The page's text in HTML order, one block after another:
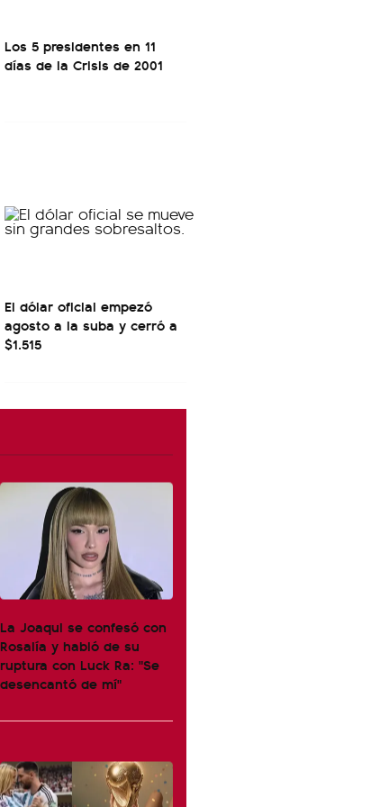
Los 5 presidentes en 11
días de la Crisis de 2001
El dólar oficial empezó
agosto a la suba y cerró a
$1.515
La Joaqui se confesó con
Rosalía y habló de su
ruptura con Luck Ra: "Se
desencantó de mí"